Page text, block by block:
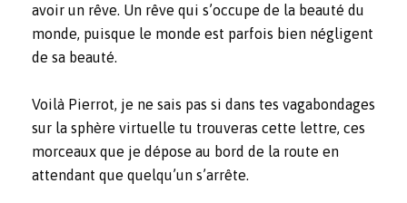
avoir un rêve. Un rêve qui s’occupe de la beauté du
monde, puisque le monde est parfois bien négligent
de sa beauté.
Voilà Pierrot, je ne sais pas si dans tes vagabondages
sur la sphère virtuelle tu trouveras cette lettre, ces
morceaux que je dépose au bord de la route en
attendant que quelqu’un s’arrête.